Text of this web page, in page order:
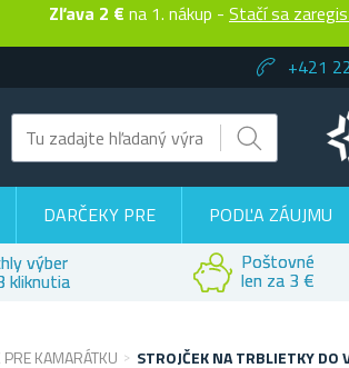
Zľava 2 € na 1. nákup - Stačí sa
+421
DARČEKY PRE PODĽA ZÁUJMU
výber
kliknutia
Poštovné
len za 3 €
PRE KAMARÁTKU STROJČEK NA TRBLIETKY DO